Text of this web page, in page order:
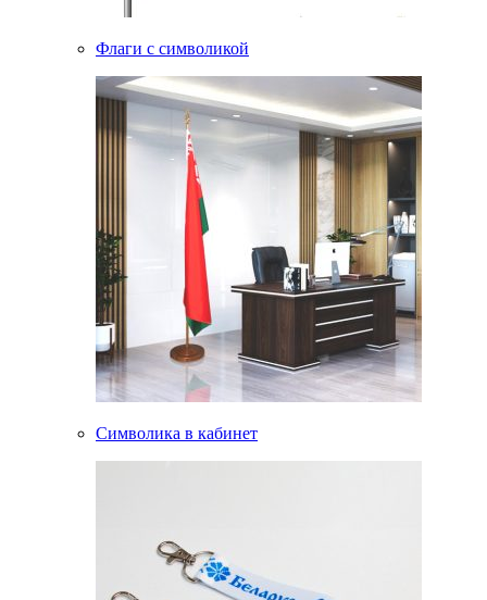
Флаги с символикой
Символика в кабинет